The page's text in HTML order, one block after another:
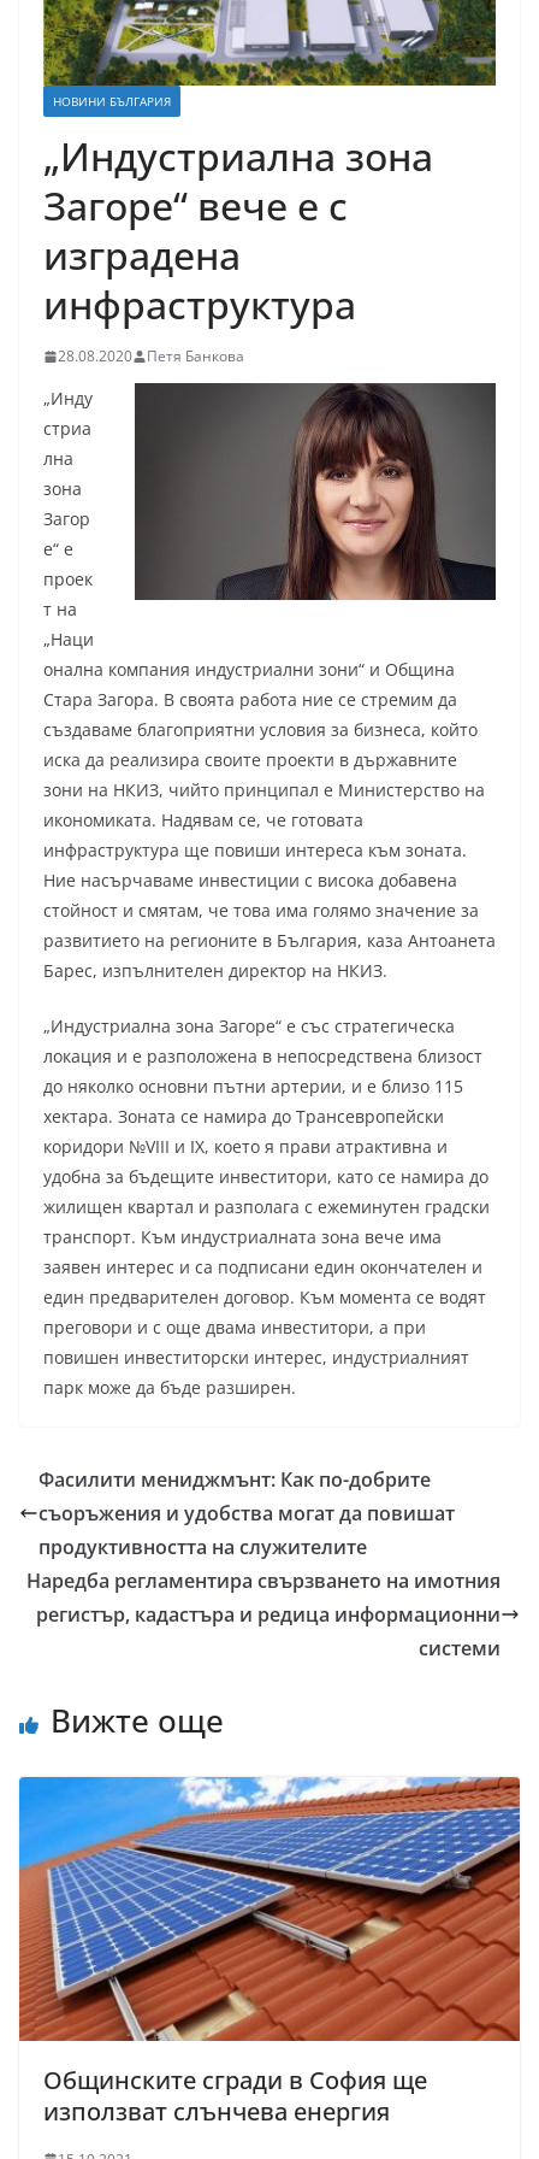
НОВИНИ БЪЛГАРИЯ
„Индустриална зона
Загоре“ вече е с
изградена
инфраструктура
28.08.2020 Петя Банкова
„Инду
стриа
лна
зона
Загор
е“ е
проек
т на
„Наци
онална компания индустриални зони“ и Община
Стара Загора. В своята работа ние се стремим да
създаваме благоприятни условия за бизнеса, който
иска да реализира своите проекти в държавните
зони на НКИЗ, чийто принципал е Министерство на
икономиката. Надявам се, че готовата
инфраструктура ще повиши интереса към зоната.
Ние насърчаваме инвестиции с висока добавена
стойност и смятам, че това има голямо значение за
развитието на регионите в България, каза Антоанета
Барес, изпълнителен директор на НКИЗ.
„Индустриална зона Загоре“ е със стратегическа
локация и е разположена в непосредствена близост
до няколко основни пътни артерии, и е близо 115
хектара. Зоната се намира до Трансевропейски
коридори №VIII и IX, което я прави атрактивна и
удобна за бъдещите инвеститори, като се намира до
жилищен квартал и разполага с ежеминутен градски
транспорт. Към индустриалната зона вече има
заявен интерес и са подписани един окончателен и
един предварителен договор. Към момента се водят
преговори и с още двама инвеститори, а при
повишен инвеститорски интерес, индустриалният
парк може да бъде разширен.
Фасилити мениджмънт: Как по-добрите
съоръжения и удобства могат да повишат
продуктивността на служителите
Наредба регламентира свързването на имотния
регистър, кадастъра и редица информационни
системи
Вижте още
Общинските сгради в София ще
използват слънчева енергия